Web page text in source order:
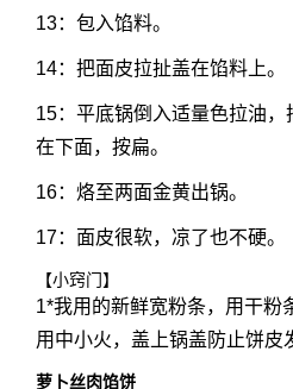
13：包入馅料。
14：把面皮拉扯盖在馅料上。
15：平底锅倒入适量色拉油
在下面，按扁。
16：烙至两面金黄出锅。
17：面皮很软，凉了也不硬。
【小窍门】
1*我用的新鲜宽粉条，用干粉
用中小火，盖上锅盖防止饼皮
萝卜丝肉馅饼